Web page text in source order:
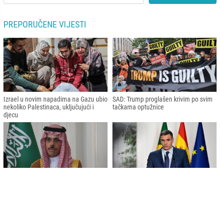
PREPORUČENE VIJESTI
Izrael u novim napadima na Gazu ubio
nekoliko Palestinaca, uključujući i
djecu
SAD: Trump proglašen krivim po svim
tačkama optužnice